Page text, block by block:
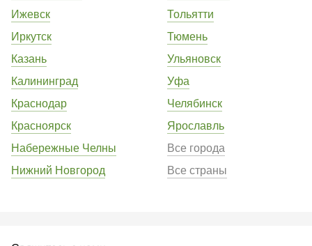
Ижевск
Иркутск
Казань
Калининград
Краснодар
Красноярск
Набережные Челны
Нижний Новгород
Тольятти
Тюмень
Ульяновск
Уфа
Челябинск
Ярославль
Все города
Все страны